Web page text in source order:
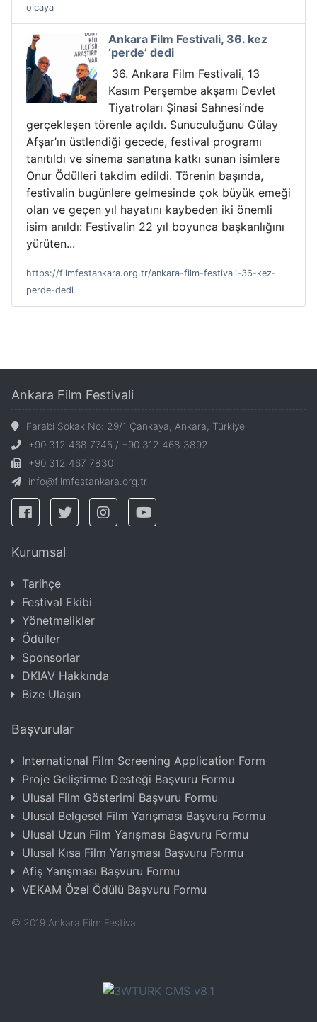
olcaya
Ankara Film Festivali, 36. kez
‘perde’ dedi
36. Ankara Film Festivali, 13
Kasım Perşembe akşamı Devlet
Tiyatroları Şinasi Sahnesi’nde
gerçekleşen törenle açıldı. Sunuculuğunu Gülay
Afşar’ın üstlendiği gecede, festival programı
tanıtıldı ve sinema sanatına katkı sunan isimlere
Onur Ödülleri takdim edildi. Törenin başında,
festivalin bugünlere gelmesinde çok büyük emeği
olan ve geçen yıl hayatını kaybeden iki önemli
isim anıldı: Festivalin 22 yıl boyunca başkanlığını
yürüten...
https://filmfestankara.org.tr/ankara-film-festivali-36-kez-
perde-dedi
Ankara Film Festivali
Farabi Sokak No: 29/1 Çankaya, Ankara, Türkiye
+90 312 468 7745 / +90 312 468 3892
+90 312 467 7830
info@filmfestankara.org.tr
Kurumsal
Tarihçe
Festival Ekibi
Yönetmelikler
Ödüller
Sponsorlar
DKIAV Hakkında
Bize Ulaşın
Başvurular
International Film Screening Application Form
Proje Geliştirme Desteği Başvuru Formu
Ulusal Film Gösterimi Başvuru Formu
Ulusal Belgesel Film Yarışması Başvuru Formu
Ulusal Uzun Film Yarışması Başvuru Formu
Ulusal Kısa Film Yarışması Başvuru Formu
Afiş Yarışması Başvuru Formu
VEKAM Özel Ödülü Başvuru Formu
© 2019 Ankara Film Festivali